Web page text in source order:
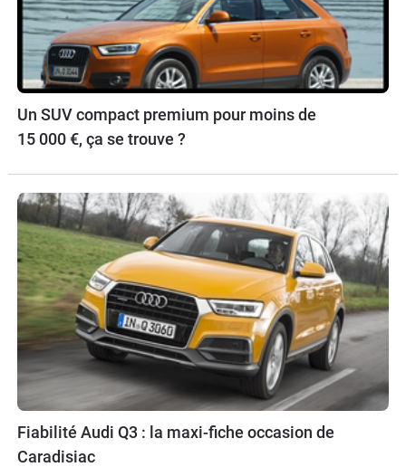
Un SUV compact premium pour moins de
15 000 €, ça se trouve ?
Fiabilité Audi Q3 : la maxi-fiche occasion de
Caradisiac